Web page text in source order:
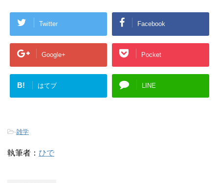
Twitter Facebook
Google+ Pocket
B! はてブ LINE
-雑学
執筆者： ひで